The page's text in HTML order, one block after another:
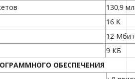
130,9
16 K
12 Мбит
9 КБ
ОБЕСПЕЧЕНИЯ